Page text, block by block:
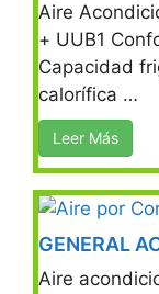
Aire
+ UUB1
Capacidad
calorífica …
Leer Más
GENERAL
Aire